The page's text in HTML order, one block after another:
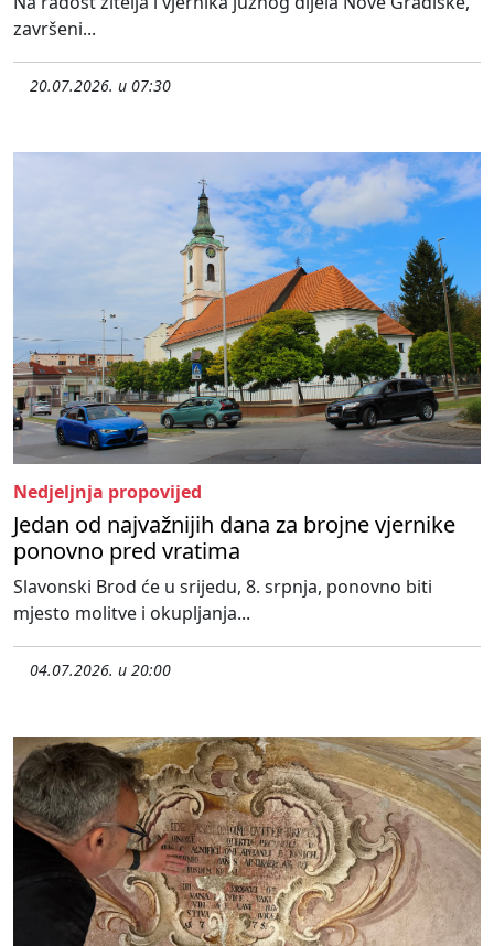
završeni...
20.07.2026. u 07:30
Nedjeljnja propovijed
Jedan od najvažnijih dana za brojne vjernike
ponovno pred vratima
Slavonski Brod će u srijedu, 8. srpnja, ponovno biti
mjesto molitve i okupljanja...
04.07.2026. u 20:00